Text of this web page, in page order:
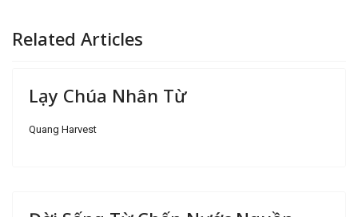
Related Articles
Lạy Chúa Nhân Từ
Quang Harvest